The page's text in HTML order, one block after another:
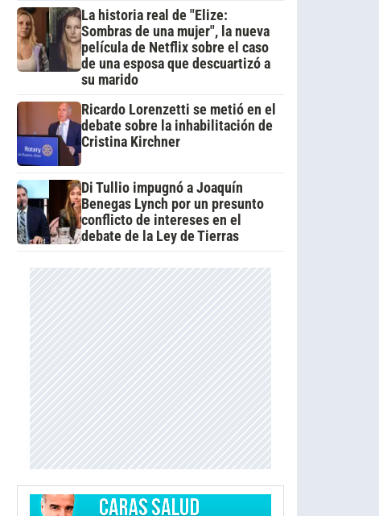
La historia real de "Elize:
Sombras de una mujer", la nueva
película de Netflix sobre el caso
de una esposa que descuartizó a
su marido
Ricardo Lorenzetti se metió en el
debate sobre la inhabilitación de
Cristina Kirchner
Di Tullio impugnó a Joaquín
Benegas Lynch por un presunto
conflicto de intereses en el
debate de la Ley de Tierras